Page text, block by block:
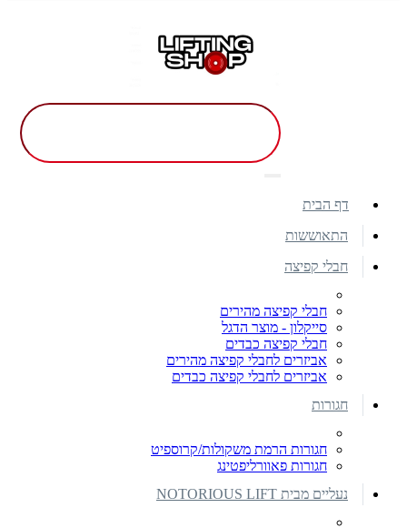
דף הבית
התאוששות
חבלי קפיצה
חבלי קפיצה מהירים
סייקלון - מוצר הדגל
חבלי קפיצה כבדים
אביזרים לחבלי קפיצה מהירים
אביזרים לחבלי קפיצה כבדים
חגורות
חגורות הרמת משקולות/קרוספיט
חגורות פאוורליפטינג
נעליים מבית NOTORIOUS LIFT